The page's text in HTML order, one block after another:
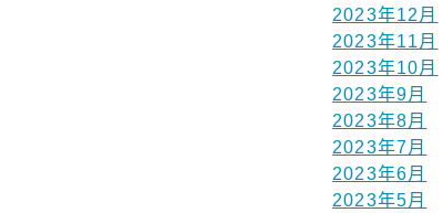
2023年12月
2023年11月
2023年10月
2023年9月
2023年8月
2023年7月
2023年6月
2023年5月